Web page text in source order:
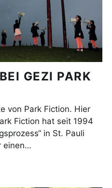
GEZI PARK
von Park Fiction. Hier
Fiction hat seit 1994
in St. Pauli
einen…